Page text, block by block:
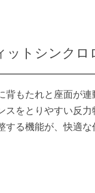
ットシンクロ
背もたれと座面が
スをとりやすい反
する機能が、快適な